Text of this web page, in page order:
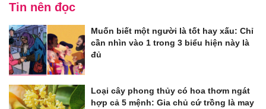
Tin nên đọc
Muốn biết một người là tốt hay xấu: Chỉ
cần nhìn vào 1 trong 3 biểu hiện này là
đủ
Loại cây phong thủy có hoa thơm ngát
hợp cả 5 mệnh: Gia chủ cứ trồng là may